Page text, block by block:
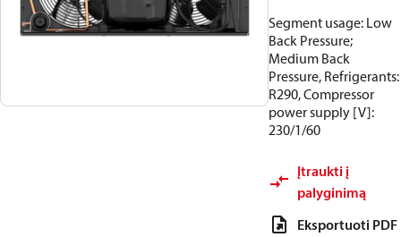
Segment usage: Low
Back Pressure;
Medium Back
Pressure, Refrigerants:
R290, Compressor
power supply [V]:
230/1/60
Įtraukti į
palyginimą
Eksportuoti PDF